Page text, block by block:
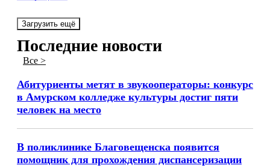
Загрузить ещё
Последние новости
Все >
Абитуриенты метят в звукооператоры: конкурс
в Амурском колледже культуры достиг пяти
человек на место
В поликлинике Благовещенска появится
помощник для прохождения диспансеризации